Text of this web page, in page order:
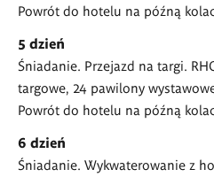
Powrót do hotelu na późną
5 dzień
Śniadanie. Przejazd na targi.
targowe, 24 pawilony
Powrót do hotelu na późną
6 dzień
Śniadanie. Wykwaterowanie z